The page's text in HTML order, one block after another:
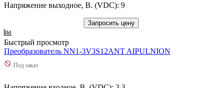
Напряжение выходное, В. (VDC): 9
Запросить цену
Быстрый просмотр
Преобразователь NN1-3V3S12ANT AIPULNION
Под заказ